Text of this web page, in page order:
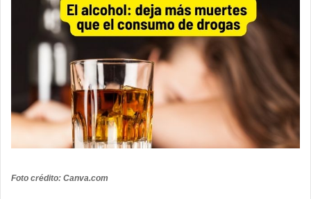
Foto crédito: Canva.com